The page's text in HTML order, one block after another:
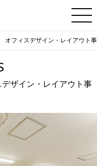
オフィスデザイン・レイアウト
ザイン・レイアウト事